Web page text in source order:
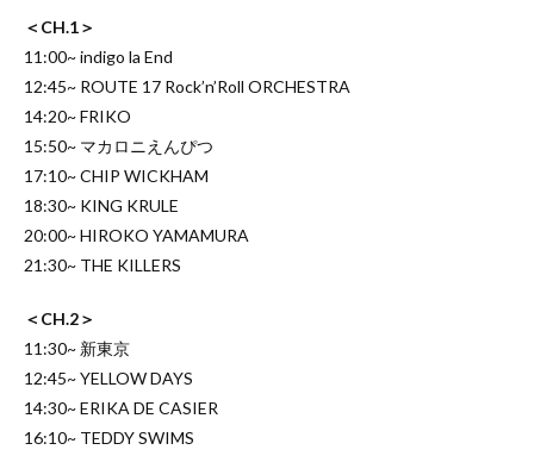
＜CH.1＞
11:00~ indigo la End
12:45~ ROUTE 17 Rock’n’Roll ORCHESTRA
14:20~ FRIKO
15:50~ マカロニえんぴつ
17:10~ CHIP WICKHAM
18:30~ KING KRULE
20:00~ HIROKO YAMAMURA
21:30~ THE KILLERS
＜CH.2＞
11:30~ 新東京
12:45~ YELLOW DAYS
14:30~ ERIKA DE CASIER
16:10~ TEDDY SWIMS